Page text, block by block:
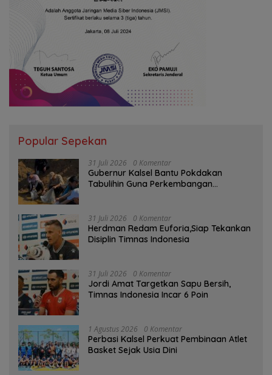
Popular Sepekan
31 Juli 2026 0 Komentar
Gubernur Kalsel Bantu Pokdakan
Tabulihin Guna Perkembangan
31 Juli 2026 0 Komentar
Herdman Redam Euforia,Siap Tekankan
Disiplin Timnas Indonesia
31 Juli 2026 0 Komentar
Jordi Amat Targetkan Sapu Bersih,
Timnas Indonesia Incar 6 Poin
1 Agustus 2026 0 Komentar
Perbasi Kalsel Perkuat Pembinaan Atlet
Basket Sejak Usia Dini